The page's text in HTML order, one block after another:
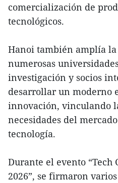
comercialización de
tecnológicos.
Hanoi también amplía
numerosas
investigación y socios
desarrollar un moderno
innovación, vinculando
necesidades del
tecnología.
Durante el evento “Tech
2026”, se firmaron